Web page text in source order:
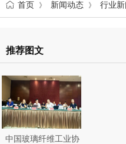
首页 》 新闻动态 》 行业新
推荐图文
中国玻璃纤维工业协